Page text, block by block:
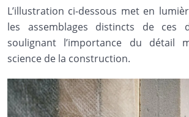
L’illustration ci-dessous met en
les assemblages distincts de ces
soulignant l’importance du détail
science de la construction.